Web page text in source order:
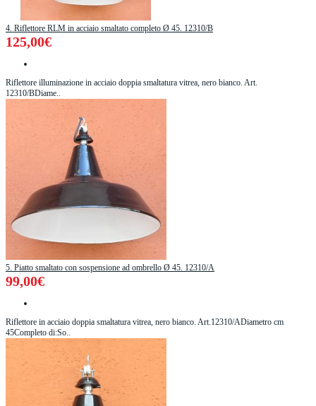
4. Riflettore RLM in acciaio smaltato completo Ø 45. 12310/B
125,00€
Riflettore illuminazione in acciaio doppia smaltatura vitrea, nero bianco. Art.
12310/BDiame..
5. Piatto smaltato con sospensione ad ombrello Ø 45. 12310/A
99,00€
Riflettore in acciaio doppia smaltatura vitrea, nero bianco. Art.12310/ADiametro cm
45Completo di:So..